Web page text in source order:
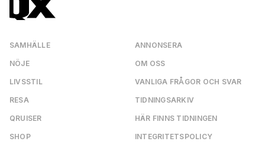
SAMHÄLLE
NÖJE
LIVSSTIL
RESA
QRUISER
SHOP
ANNONSERA
OM OSS
VANLIGA FRÅGOR OCH SVAR
TIDNINGSARKIV
HÄR FINNS TIDNINGEN
INTEGRITETSPOLICY